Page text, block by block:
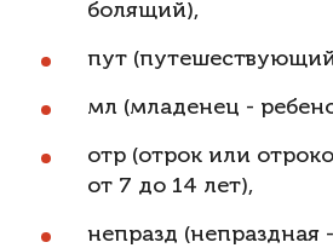
болящий),
пут
мл (младенец -
отр (отрок или
от 7 до 14 лет),
непразд (непраздная